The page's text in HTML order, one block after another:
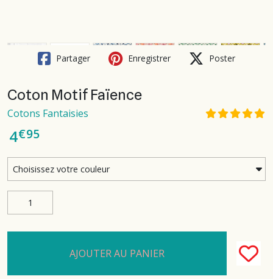
Partager Enregistrer Poster
Coton Motif Faïence
Cotons Fantaisies
4€95
AJOUTER AU PANIER